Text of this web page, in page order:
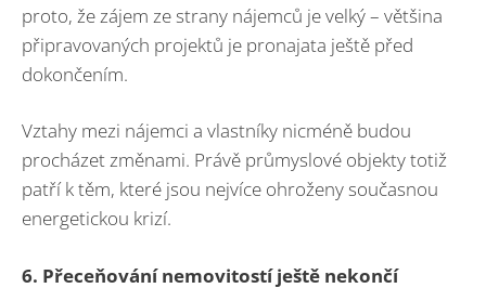
proto, že zájem ze strany nájemců je velký – většina
připravovaných projektů je pronajata ještě před
dokončením.
Vztahy mezi nájemci a vlastníky nicméně budou
procházet změnami. Právě průmyslové objekty totiž
patří k těm, které jsou nejvíce ohroženy současnou
energetickou krizí.
6. Přeceňování nemovitostí ještě nekončí